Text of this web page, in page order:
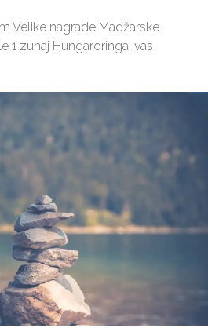
Velike nagrade Madžarske
1 zunaj Hungaroringa, vas